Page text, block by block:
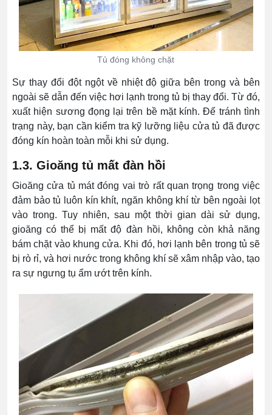
Tủ đóng không chặt
Sự thay đổi đột ngột về nhiệt độ giữa bên trong và bên
ngoài sẽ dẫn đến việc hơi lạnh trong tủ bị thay đổi. Từ đó,
xuất hiện sương đọng lại trên bề mặt kính. Để tránh tình
trạng này, bạn cần kiểm tra kỹ lưỡng liệu cửa tủ đã được
đóng kín hoàn toàn mỗi khi sử dụng.
1.3. Gioăng tủ mất đàn hồi
Gioăng cửa tủ mát đóng vai trò rất quan trọng trong việc
đảm bảo tủ luôn kín khít, ngăn không khí từ bên ngoài lọt
vào trong. Tuy nhiên, sau một thời gian dài sử dụng,
gioăng có thể bị mất độ đàn hồi, không còn khả năng
bám chặt vào khung cửa. Khi đó, hơi lạnh bên trong tủ sẽ
bị rò rỉ, và hơi nước trong không khí sẽ xâm nhập vào, tạo
ra sự ngưng tụ ẩm ướt trên kính.